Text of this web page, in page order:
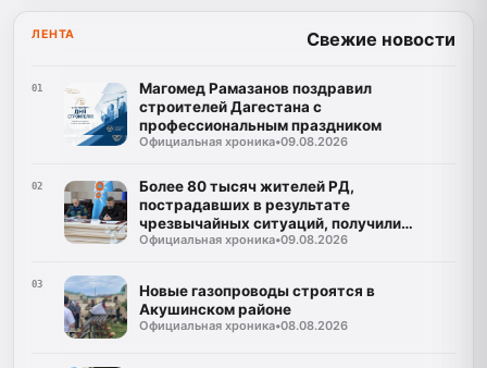
ЛЕНТА Свежие новости
01
Магомед Рамазанов поздравил
строителей Дагестана с
профессиональным праздником
Официальная хроника•09.08.2026
02
Более 80 тысяч жителей РД,
пострадавших в результате
чрезвычайных ситуаций, получили
финансовую поддержку
Официальная хроника•09.08.2026
03
Новые газопроводы строятся в
Акушинском районе
Официальная хроника•08.08.2026